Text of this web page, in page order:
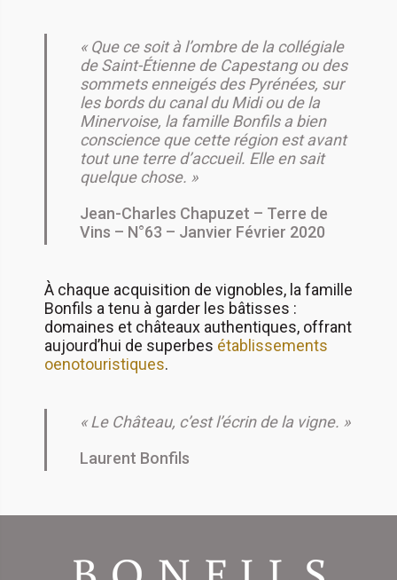
« Que ce soit à l’ombre de la collégiale
de Saint-Étienne de Capestang ou des
sommets enneigés des Pyrénées, sur
les bords du canal du Midi ou de la
Minervoise, la famille Bonfils a bien
conscience que cette région est avant
tout une terre d’accueil. Elle en sait
quelque chose. »
Jean-Charles Chapuzet – Terre de
Vins – N°63 – Janvier Février 2020
À chaque acquisition de vignobles, la famille
Bonfils a tenu à garder les bâtisses :
domaines et châteaux authentiques, offrant
aujourd’hui de superbes établissements
oenotouristiques.
« Le Château, c’est l’écrin de la vigne. »
Laurent Bonfils